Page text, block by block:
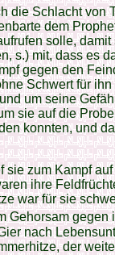
die Schlacht von
dem
solle,
s.) mit, dass es
gegen den
Schwert für
um seine
sie auf die
konnten, und
sie zum Kampf
ihre
war für sie
Gehorsam gegen
nach
der